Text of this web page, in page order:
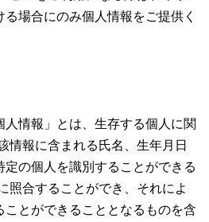
場合にのみ個人情報をご提供く
情報」とは、生存する個人に関
情報に含まれる氏名、生年月日
の個人を識別することができる
照合することができ、それによ
ことができることとなるものを含